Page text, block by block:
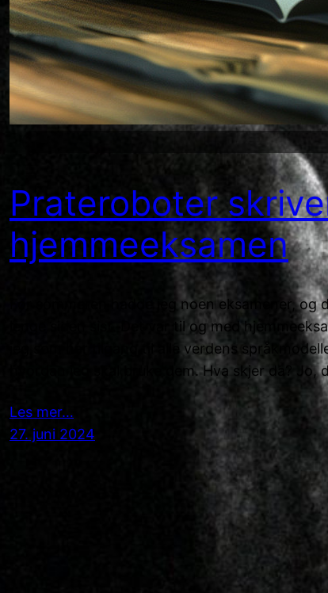
Prateroboter
hjemmeeksamen
Før sommeren hadde jeg noen eksamener, og
lenge siden sist. Det var til og med
jeg som har tilgang til alle verdens
hvordan jeg skal bruke dem. Hva skjer da? Jo,
Les mer…
27. juni 2024